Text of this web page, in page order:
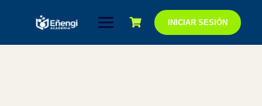
INICIAR SESIÓN